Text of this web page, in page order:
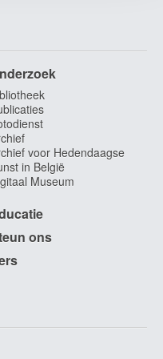
1892
1965
voor Hedendaagse
in België
Museum
ons